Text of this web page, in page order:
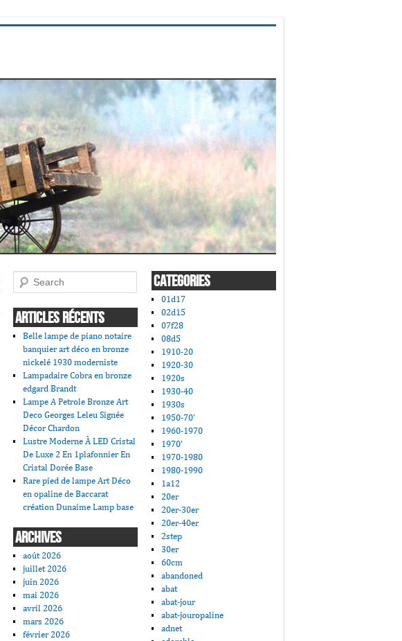
Search
ARTICLES RÉCENTS
Belle lampe de piano notaire
banquier art déco en bronze
nickelé 1930 moderniste
Lampadaire Cobra en bronze
edgard Brandt
Lampe A Petrole Bronze Art
Deco Georges Leleu Signée
Décor Chardon
Lustre Moderne À LED Cristal
De Luxe 2 En 1plafonnier En
Cristal Dorée Base
Rare pied de lampe Art Déco
en opaline de Baccarat
création Dunaime Lamp base
ARCHIVES
août 2026
juillet 2026
juin 2026
mai 2026
avril 2026
mars 2026
février 2026
CATEGORIES
01d17
02d15
07f28
08d5
1910-20
1920-30
1920s
1930-40
1930s
1950-70'
1960-1970
1970'
1970-1980
1980-1990
1a12
20er
20er-30er
20er-40er
2step
30er
60cm
abandoned
abat
abat-jour
abat-jouropaline
adnet